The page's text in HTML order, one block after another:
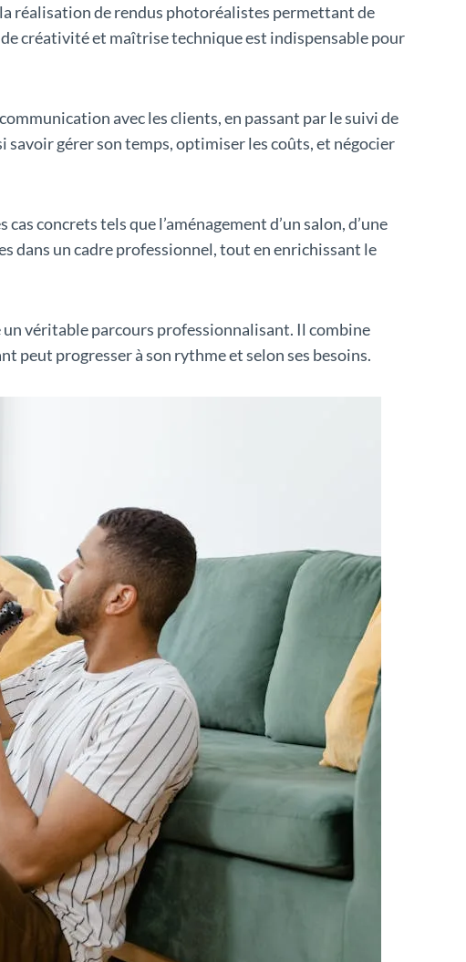
réalisation de rendus photoréalistes permettant de
créativité et maîtrise technique est indispensable pour
avec les clients, en passant par le suivi de
gérer son temps, optimiser les coûts, et négocier
concrets tels que l’aménagement d’un salon, d’une
dans un cadre professionnel, tout en enrichissant le
véritable parcours professionnalisant. Il combine
peut progresser à son rythme et selon ses besoins.